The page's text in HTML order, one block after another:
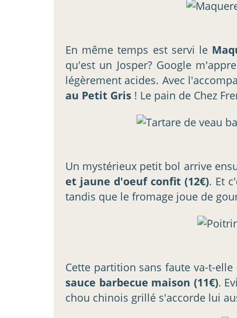
En même temps est servi le
qu'est un Josper? Google
légèrement acides. Avec
au Petit Gris ! Le pain de Chez
Un mystérieux petit bol arrive
et jaune d'oeuf confit (12€). Et
tandis que le fromage joue de
Cette partition sans faute va-t-
sauce barbecue maison (11€).
chou chinois grillé s'accorde lui